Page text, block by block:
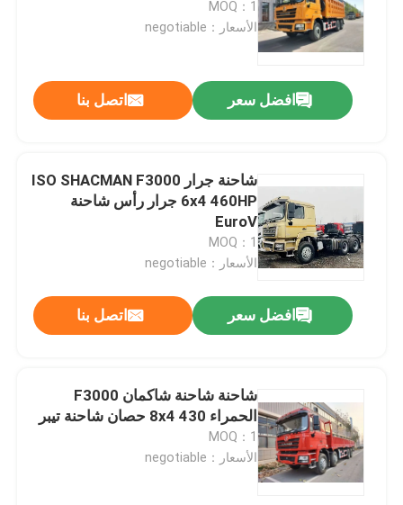
MOQ：1
الأسعار：negotiable
افضل سعر اتصل بنا
شاحنة جرار ISO SHACMAN F3000
6x4 460HP جرار رأس شاحنة
EuroV
MOQ：1
الأسعار：negotiable
افضل سعر اتصل بنا
شاحنة شاحنة شاكمان F3000
الحمراء 8x4 430 حصان شاحنة تيبر
MOQ：1
الأسعار：negotiable